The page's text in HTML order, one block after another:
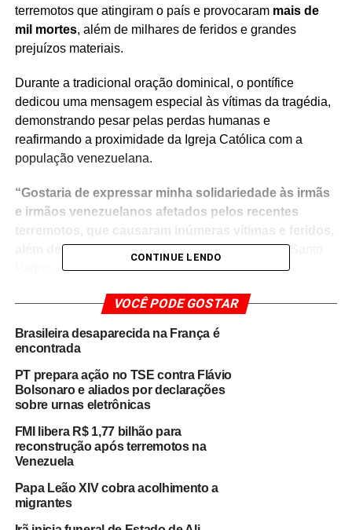
terremotos que atingiram o país e provocaram mais de
mil mortes, além de milhares de feridos e grandes
prejuízos materiais.
Durante a tradicional oração dominical, o pontífice
dedicou uma mensagem especial às vítimas da tragédia,
demonstrando pesar pelas perdas humanas e
reafirmando a proximidade da Igreja Católica com a
população venezuelana.
“Gostaria de expressar minha solidariedade às irmãs
e irmãos venezuelanos afetados pelos recentes
além de enormes danos materiais”, declarou o Santo
Na sequência, o líder da Igreja Católica afirmou que
pelo desastre.“Enquanto rezo ao Senhor pelo
proximidade espiritual com seus familiares, com os
feridos e com todos aqueles que foram atingidos por
A manifestação do papa ocorre em meio à mobilização
internacional de apoio à Venezuela, que enfrenta uma
das maiores tragédias naturais de sua história recente.
Diversos países e organizações humanitárias
acompanham a situação e avaliam formas de ampliar a
CONTINUE LENDO
VOCÊ PODE GOSTAR
Brasileira desaparecida na França é
encontrada
PT prepara ação no TSE contra Flávio
Bolsonaro e aliados por declarações
sobre urnas eletrônicas
FMI libera R$ 1,77 bilhão para
reconstrução após terremotos na
Venezuela
Papa Leão XIV cobra acolhimento a
migrantes